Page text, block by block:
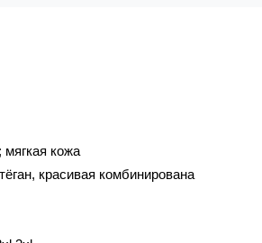
кожа
стёган,